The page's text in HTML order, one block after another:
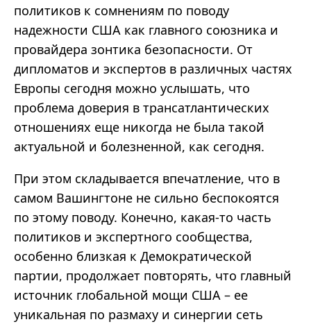
политиков к сомнениям по поводу
надежности США как главного союзника и
провайдера зонтика безопасности. От
дипломатов и экспертов в различных частях
Европы сегодня можно услышать, что
проблема доверия в трансатлантических
отношениях еще никогда не была такой
актуальной и болезненной, как сегодня.
При этом складывается впечатление, что в
самом Вашингтоне не сильно беспокоятся
по этому поводу. Конечно, какая-то часть
политиков и экспертного сообщества,
особенно близкая к Демократической
партии, продолжает повторять, что главный
источник глобальной мощи США – ее
уникальная по размаху и синергии сеть